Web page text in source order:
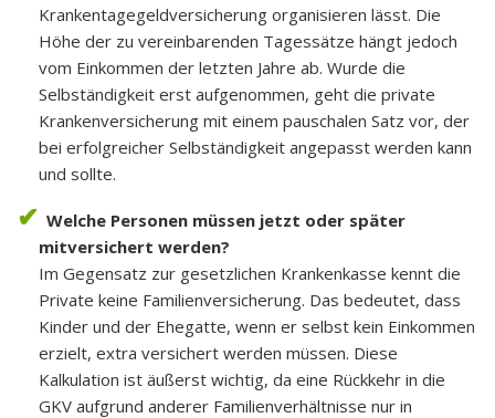
Krankentagegeldversicherung organisieren lässt. Die
Höhe der zu vereinbarenden Tagessätze hängt jedoch
vom Einkommen der letzten Jahre ab. Wurde die
Selbständigkeit erst aufgenommen, geht die private
Krankenversicherung mit einem pauschalen Satz vor, der
bei erfolgreicher Selbständigkeit angepasst werden kann
und sollte.
Welche Personen müssen jetzt oder später
mitversichert werden?
Im Gegensatz zur gesetzlichen Krankenkasse kennt die
Private keine Familienversicherung. Das bedeutet, dass
Kinder und der Ehegatte, wenn er selbst kein Einkommen
erzielt, extra versichert werden müssen. Diese
Kalkulation ist äußerst wichtig, da eine Rückkehr in die
GKV aufgrund anderer Familienverhältnisse nur in